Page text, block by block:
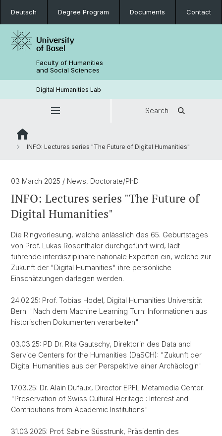
Deutsch Degree Program Documents Contact
Faculty of Humanities
and Social Sciences
Digital Humanities Lab
Search
INFO: Lectures series "The Future of Digital Humanities"
03 March 2025 / News, Doctorate/PhD
INFO: Lectures series "The Future of
Digital Humanities"
Die Ringvorlesung, welche anlässlich des 65. Geburtstages
von Prof. Lukas Rosenthaler durchgeführt wird, lädt
führende interdisziplinäre nationale Experten ein, welche zur
Zukunft der "Digital Humanities" ihre persönliche
Einschätzungen darlegen werden.
24.02.25: Prof. Tobias Hodel, Digital Humanities Universität
Bern: "Nach dem Machine Learning Turn: Informationen aus
historischen Dokumenten verarbeiten"
03.03.25: PD Dr. Rita Gautschy, Direktorin des Data and
Service Centers for the Humanities (DaSCH): "Zukunft der
Digital Humanities aus der Perspektive einer Archäologin"
17.03.25: Dr. Alain Dufaux, Director EPFL Metamedia Center:
"Preservation of Swiss Cultural Heritage : Interest and
Contributions from Academic Institutions"
31.03.2025: Prof. Sabine Süsstrunk, Präsidentin des